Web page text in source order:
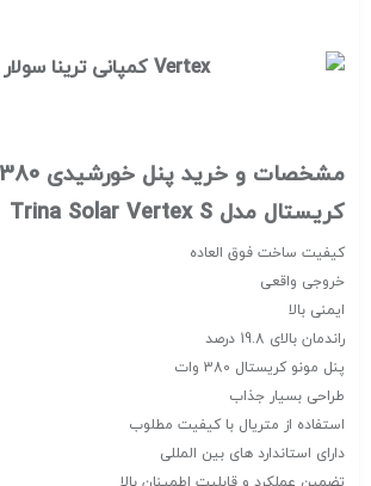
کریستال مدل Trina Solar Vertex S
کیفیت ساخت فوق العاده
خروجی واقعی
ایمنی بالا
راندمان بالای 19.8 درصد
پنل مونو کریستال 380 وات
طراحی بسیار جذاب
استفاده از متریال با کیفیت مطلوب
دارای استاندارد های بین المللی